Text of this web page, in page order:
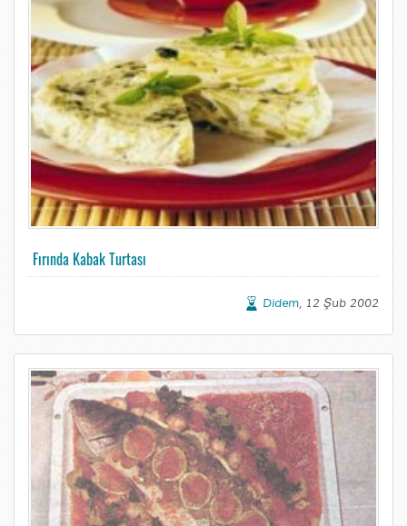
Fırında Kabak Turtası
Didem, 12 Şub 2002